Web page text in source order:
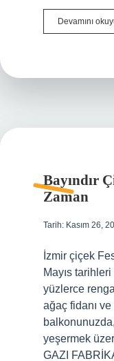
Devamını
Bayındır
Zaman
Tarih: Kasım 26,
İzmir çiçek
Mayıs
yüzlerce
ağaç fidanı
yeşermek
GAZI